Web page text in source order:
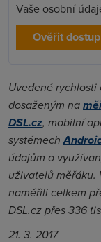
Vaše osobní
Ověřit
Uvedené
dosaženým na
DSL.cz, mobilní
systémech
údajům o
uživatelů měřáku.
naměřili celkem
DSL.cz přes 336
21. 3. 2017